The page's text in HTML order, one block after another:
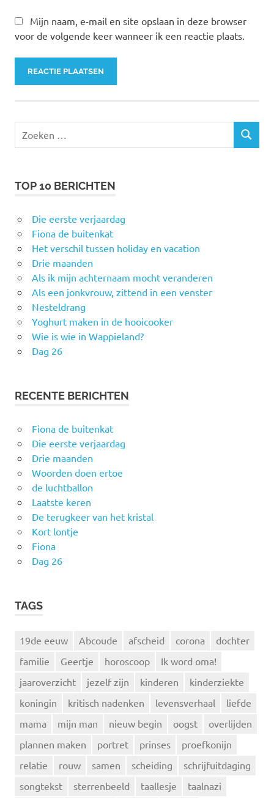
Mijn naam, e-mail en site opslaan in deze browser
voor de volgende keer wanneer ik een reactie plaats.
naar:
ZOEKEN
TOP 10 BERICHTEN
Die eerste verjaardag
Fiona de buitenkat
Het verschil tussen holiday en vacation
Drie maanden
Als ik mijn achternaam mocht veranderen
Als een jonkvrouw, zittend in een venster
Nesteldrang
Yoghurt maken in de hooicooker
Wie is wie in Wappieland?
Dag 26
RECENTE BERICHTEN
Fiona de buitenkat
Die eerste verjaardag
Drie maanden
Woorden doen ertoe
de luchtballon
Laatste keren
De terugkeer van het kristal
Kort lontje
Fiona
Dag 26
TAGS
19de eeuw Abcoude afscheid corona
dochter
familie
Geertje horoscoop
Ik word oma!
jaaroverzicht
jezelf zijn kinderen
kinderziekte
koningin
kritisch nadenken levensverhaal
liefde
mama
mijn man nieuw begin oogst
overlijden
plannen maken
portret prinses
proefkonijn
relatie
rouw samen scheiding
schrijfuitdaging
songtekst
sterrenbeeld taallesje taalnazi